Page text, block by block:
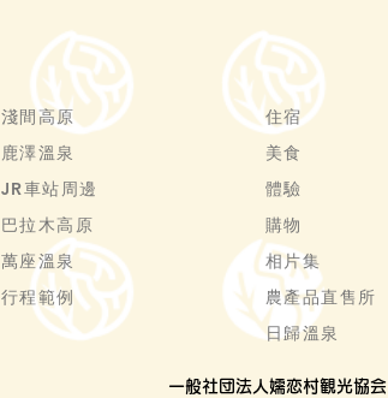
淺間高原
住宿
鹿澤溫泉
美食
JR車站周邊
體驗
巴拉木高原
購物
萬座溫泉
相片集
行程範例
農產品直售所
日歸溫泉
一般社団法人嬬恋村観光協会